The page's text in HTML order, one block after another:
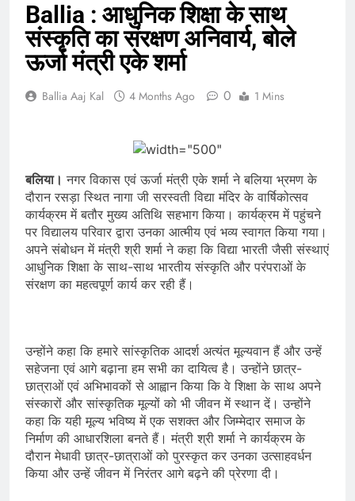
Ballia : आधुनिक शिक्षा के साथ
संस्कृति का संरक्षण अनिवार्य, बोले
ऊर्जा मंत्री एके शर्मा
Ballia Aaj Kal 4 Months Ago 0 1 Mins
बलिया। नगर विकास एवं ऊर्जा मंत्री एके शर्मा ने बलिया भ्रमण के
दौरान रसड़ा स्थित नागा जी सरस्वती विद्या मंदिर के वार्षिकोत्सव
कार्यक्रम में बतौर मुख्य अतिथि सहभाग किया। कार्यक्रम में पहुंचने
पर विद्यालय परिवार द्वारा उनका आत्मीय एवं भव्य स्वागत किया गया।
अपने संबोधन में मंत्री श्री शर्मा ने कहा कि विद्या भारती जैसी संस्थाएं
आधुनिक शिक्षा के साथ-साथ भारतीय संस्कृति और परंपराओं के
संरक्षण का महत्वपूर्ण कार्य कर रही हैं।
उन्होंने कहा कि हमारे सांस्कृतिक आदर्श अत्यंत मूल्यवान हैं और उन्हें
सहेजना एवं आगे बढ़ाना हम सभी का दायित्व है। उन्होंने छात्र-
छात्राओं एवं अभिभावकों से आह्वान किया कि वे शिक्षा के साथ अपने
संस्कारों और सांस्कृतिक मूल्यों को भी जीवन में स्थान दें। उन्होंने
कहा कि यही मूल्य भविष्य में एक सशक्त और जिम्मेदार समाज के
निर्माण की आधारशिला बनते हैं। मंत्री श्री शर्मा ने कार्यक्रम के
दौरान मेधावी छात्र-छात्राओं को पुरस्कृत कर उनका उत्साहवर्धन
किया और उन्हें जीवन में निरंतर आगे बढ़ने की प्रेरणा दी।